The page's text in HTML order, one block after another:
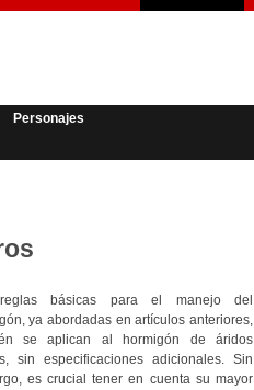
Personajes
básicas para el manejo del
ya abordadas en artículos anteriores,
se aplican al hormigón de áridos
sin especificaciones adicionales. Sin
es crucial tener en cuenta su mayor